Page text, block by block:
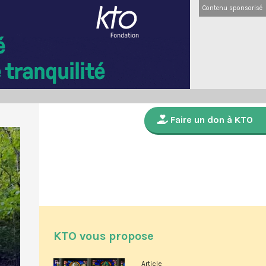
Contenu sponsorisé
Faire un don à KTO
KTO vous propose
Article